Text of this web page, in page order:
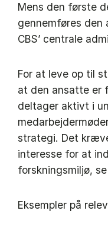
Mens den første
gennemføres den
CBS’ centrale
For at leve op til
at den ansatte er
deltager aktivt i
strategi. Det
interesse for at
forskningsmiljø,
Eksempler på